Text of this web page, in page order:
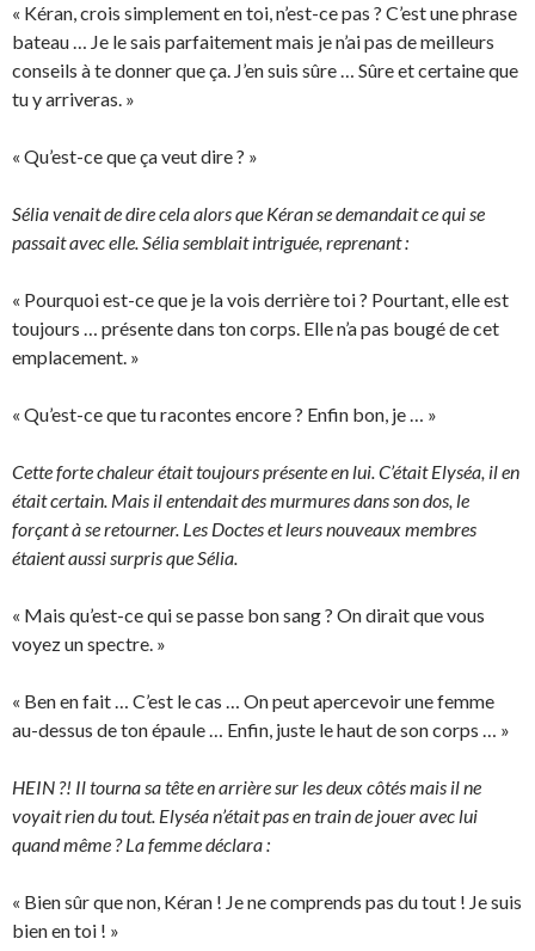
« Kéran, crois simplement en toi, n’est-ce pas ? C’est une phrase
bateau … Je le sais parfaitement mais je n’ai pas de meilleurs
conseils à te donner que ça. J’en suis sûre … Sûre et certaine que
tu y arriveras. »
« Qu’est-ce que ça veut dire ? »
Sélia venait de dire cela alors que Kéran se demandait ce qui se
passait avec elle. Sélia semblait intriguée, reprenant :
« Pourquoi est-ce que je la vois derrière toi ? Pourtant, elle est
toujours … présente dans ton corps. Elle n’a pas bougé de cet
emplacement. »
« Qu’est-ce que tu racontes encore ? Enfin bon, je … »
Cette forte chaleur était toujours présente en lui. C’était Elyséa, il en
était certain. Mais il entendait des murmures dans son dos, le
forçant à se retourner. Les Doctes et leurs nouveaux membres
étaient aussi surpris que Sélia.
« Mais qu’est-ce qui se passe bon sang ? On dirait que vous
voyez un spectre. »
« Ben en fait … C’est le cas … On peut apercevoir une femme
au-dessus de ton épaule … Enfin, juste le haut de son corps … »
HEIN ?! Il tourna sa tête en arrière sur les deux côtés mais il ne
voyait rien du tout. Elyséa n’était pas en train de jouer avec lui
quand même ? La femme déclara :
« Bien sûr que non, Kéran ! Je ne comprends pas du tout ! Je suis
bien en toi ! »